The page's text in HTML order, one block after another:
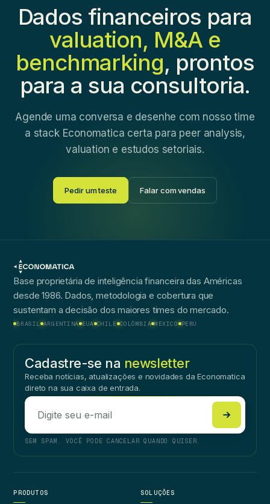
Dados financeiros para
valuation, M&A e
benchmarking, prontos
para a sua consultoria.
Agende uma conversa e desenhe com nosso time
a stack Economatica certa para peer analysis,
valuation e estudos setoriais.
Pedir um teste Falar com vendas
Base proprietária de inteligência financeira das Américas
desde 1986. Dados, metodologia e cobertura que
sustentam a decisão dos maiores times do mercado.
BRASIL ARGENTINA EUA CHILE COLÔMBIA MÉXICO PERU
Cadastre-se na newsletter
Receba notícias, atualizações e novidades da Economatica
direto na sua caixa de entrada.
SEM SPAM. VOCÊ PODE CANCELAR QUANDO QUISER.
PRODUTOS SOLUÇÕES